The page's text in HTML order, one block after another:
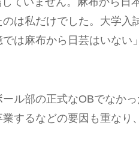
は私だけでした。大学入
は麻布から日芸はいない
ル部の正式なOBでなかっ
するなどの要因も重なり